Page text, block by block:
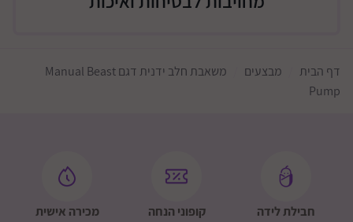
לאחר שהחלב מתחיל לזרום, האטי את הקצב.
סיום שאיבה
הסירי את המשאבה בזהירות מהשד.
הבריגי את הבקבוק/כוס האחסון החוצה.
דף הבית מבצעים
משאבת חלב ידנית דגם Manual Beast
Pump
חבילת לידה קופוני הנחה מכירה אישית